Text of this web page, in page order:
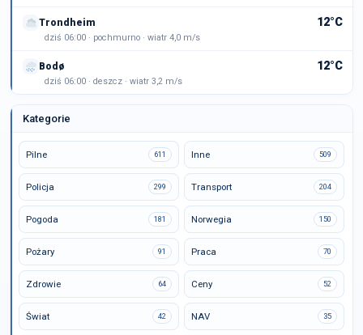
Trondheim 12°C
dziś 06:00 · pochmurno · wiatr 4,0 m/s
Bodø 12°C
dziś 06:00 · deszcz · wiatr 3,2 m/s
Kategorie
Pilne 611 Inne 509
Policja 299 Transport 204
Pogoda 181 Norwegia 150
Pożary 91 Praca 70
Zdrowie 64 Ceny 52
Świat 42 NAV 35